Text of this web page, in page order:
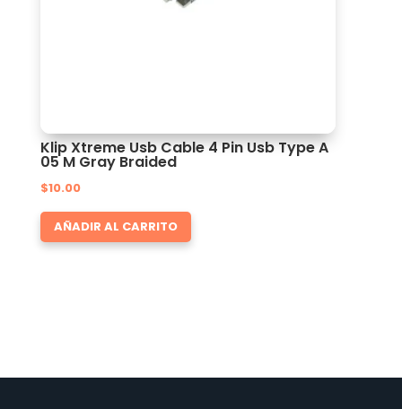
Klip Xtreme Usb Cable 4 Pin Usb Type A
05 M Gray Braided
$10.00
AÑADIR AL CARRITO